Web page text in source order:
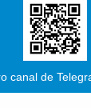
canal de